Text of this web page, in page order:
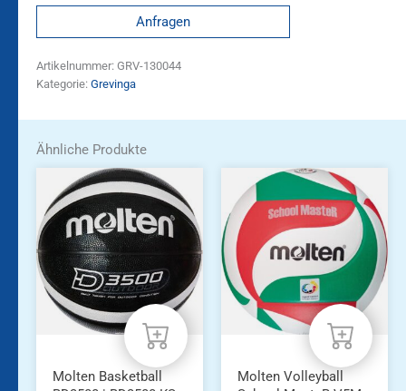
Anfragen
Artikelnummer: GRV-130044
Kategorie: Grevinga
Ähnliche Produkte
Molten Basketball
Molten Volleyball